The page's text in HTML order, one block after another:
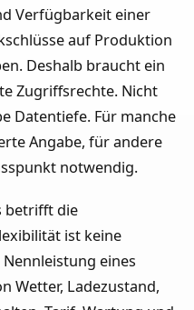
Verfügbarkeit einer
auf Produktion
Deshalb braucht ein
Zugriffsrechte. Nicht
Datentiefe. Für manche
Angabe, für andere
notwendig.
betrifft die
ist keine
eines
Wetter, Ladezustand,